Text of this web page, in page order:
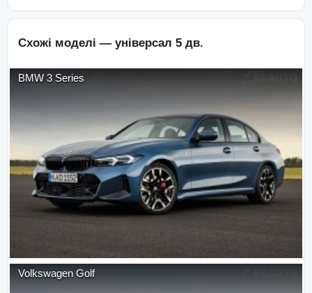
Схожі моделі — універсал 5 дв.
BMW 3 Series
Volkswagen Golf